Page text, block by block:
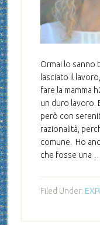
Ormai lo sanno
lasciato il
fare la mamma
un duro lavoro.
però con
razionalità,
comune. Ho
che fosse una
Filed Under: